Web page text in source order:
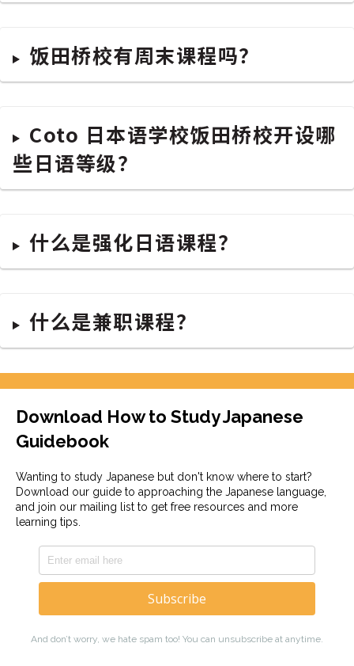
饭田桥校有周末课程吗？
Coto 日本语学校饭田桥校开设哪
些日语等级？
什么是强化日语课程？
什么是兼职课程？